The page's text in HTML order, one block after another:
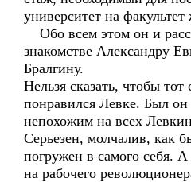
университет на
Обо всем этом он и
знакомстве Александру
Бралгину.
Нельзя сказать, чтобы
понравился Левке. Был
непохожим на всех
Серьезен, молчалив, как
погружен в самого себя.
на рабочего